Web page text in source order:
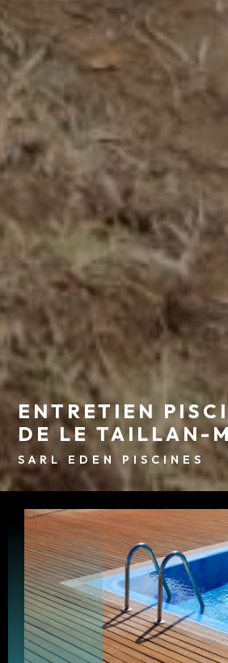
ENTRETIEN
DE LE TAILLAN-
SARL EDEN PISCINES